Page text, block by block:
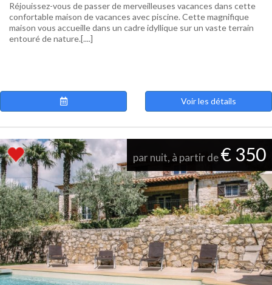
Réjouissez-vous de passer de merveilleuses vacances dans cette
confortable maison de vacances avec piscine. Cette magnifique
maison vous accueille dans un cadre idyllique sur un vaste terrain
entouré de nature.[....]
Voir les détails
par nuit, à partir de€ 350